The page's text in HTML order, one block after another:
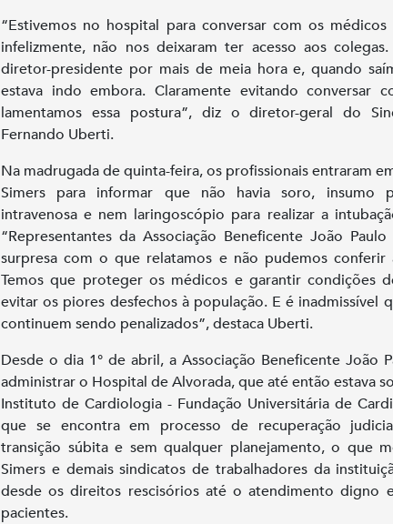
“Estivemos no hospital para conversar com os médicos
infelizmente, não nos deixaram ter acesso aos
diretor-presidente por mais de meia hora e, quando
estava indo embora. Claramente evitando conversar
lamentamos essa postura”, diz o diretor-geral do
Fernando Uberti.
Na madrugada de quinta-feira, os profissionais entraram
Simers para informar que não havia soro, insumo
intravenosa e nem laringoscópio para realizar a
“Representantes da Associação Beneficente João
surpresa com o que relatamos e não pudemos conferir
Temos que proteger os médicos e garantir condições
evitar os piores desfechos à população. E é inadmissível
continuem sendo penalizados”, destaca Uberti.
Desde o dia 1° de abril, a Associação Beneficente João
administrar o Hospital de Alvorada, que até então estava
Instituto de Cardiologia - Fundação Universitária de
que se encontra em processo de recuperação
transição súbita e sem qualquer planejamento, o que
Simers e demais sindicatos de trabalhadores da
desde os direitos rescisórios até o atendimento digno
pacientes.